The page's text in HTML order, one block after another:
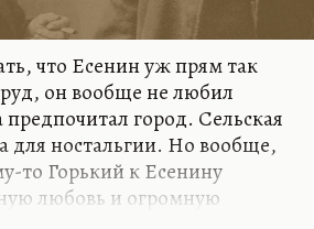
что Есенин уж прям так
он вообще не любил
город. Сельская
для ностальгии. Но вообще,
то Горький к Есенину
любовь и огромную